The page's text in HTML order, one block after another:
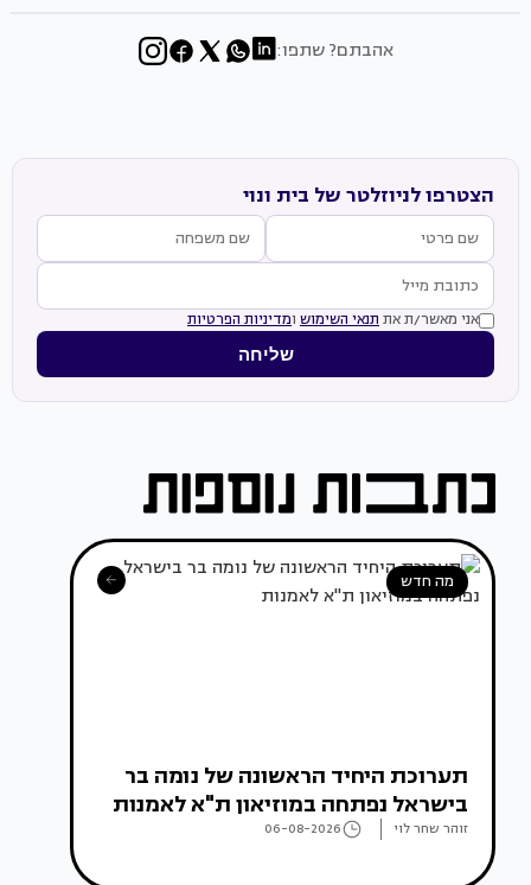
אהבתם? שתפו:
הצטרפו לניוזלטר של בית ונוי
אני מאשר/ת את תנאי השימוש ומדיניות הפרטיות
שליחה
מה חדש
תערוכת היחיד הראשונה של נומה בר
בישראל נפתחה במוזיאון ת"א לאמנות
זוהר שחר לוי 06-08-2026